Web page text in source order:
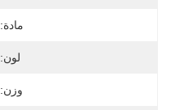
مادة:
لون:
وزن: